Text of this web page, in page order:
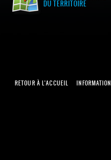
DU TERRITOIRE
RETOUR À L'ACCUEIL INFORMATION